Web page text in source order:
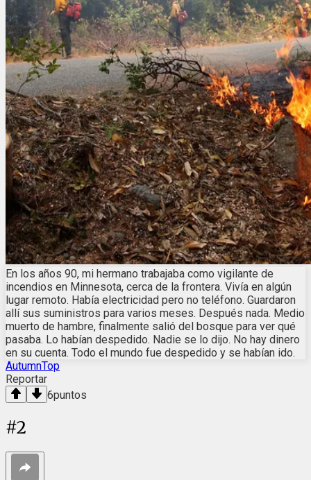
En los años 90, mi hermano trabajaba como vigilante de
incendios en Minnesota, cerca de la frontera. Vivía en algún
lugar remoto. Había electricidad pero no teléfono. Guardaron
allí sus suministros para varios meses. Después nada. Medio
muerto de hambre, finalmente salió del bosque para ver qué
pasaba. Lo habían despedido. Nadie se lo dijo. No hay dinero
en su cuenta. Todo el mundo fue despedido y se habían ido.
AutumnTop
Reportar
6puntos
#2